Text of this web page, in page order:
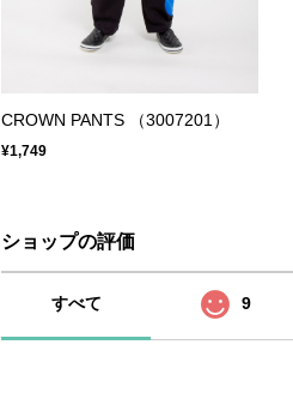
CROWN PANTS （3007201）
¥1,749
ショップの評価
すべて 9